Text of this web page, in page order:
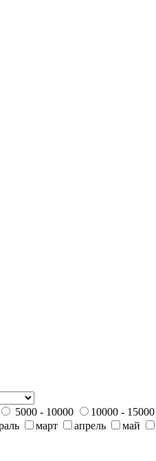
5000 - 10000 10000 - 15000
март апрель май